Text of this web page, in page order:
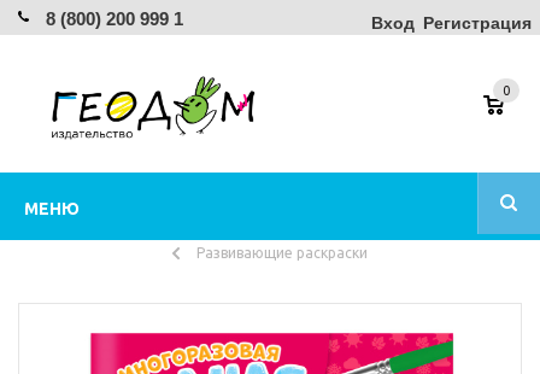
8 (800) 200 999 1 Вход Регистрация
МЕНЮ
0
Развивающие раскраски